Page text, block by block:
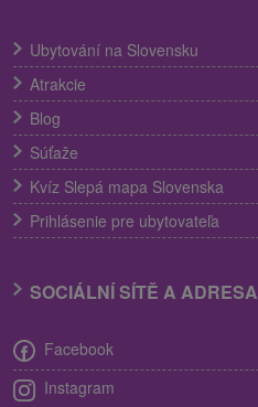
Ubytování na Slovensku
Atrakcie
Blog
Súťaže
Kvíz Slepá mapa Slovenska
Prihlásenie pre ubytovateľa
SOCIÁLNÍ SÍTĚ A ADRESA
Facebook
Instagram